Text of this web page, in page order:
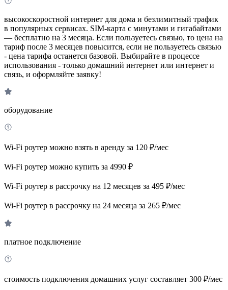
высокоскоростной интернет для дома и безлимитный трафик
в популярных сервисах. SIM-карта с минутами и гигабайтами
— бесплатно на 3 месяца. Если пользуетесь связью, то цена на
тариф после 3 месяцев повысится, если не пользуетесь связью
- цена тарифа останется базовой. Выбирайте в процессе
использования - только домашний интернет или интернет и
связь, и оформляйте заявку!
оборудование
Wi-Fi роутер можно взять в аренду за 120 ₽/мес
Wi-Fi роутер можно купить за 4990 ₽
Wi-Fi роутер в рассрочку на 12 месяцев за 495 ₽/мес
Wi-Fi роутер в рассрочку на 24 месяца за 265 ₽/мес
платное подключение
стоимость подключения домашних услуг составляет 300 ₽/мес